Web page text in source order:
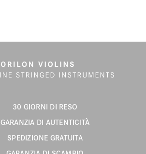
30 GIORNI DI RESO
GARANZIA DI AUTENTICITÀ
SPEDIZIONE GRATUITA